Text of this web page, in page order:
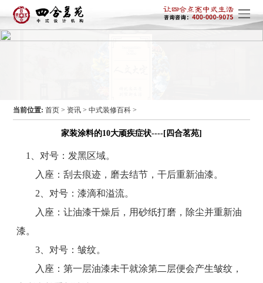
当前位置: 首页 > 资讯 >中式装修百科 >
家装涂料的10大顽疾症状----[四合茗苑]
1、对号：发黑区域。
入座：刮去痕迹，磨去结节，干后重新油漆。
2、对号：漆滴和溢流。
入座：让油漆干燥后，用砂纸打磨，除尘并重新油
漆。
3、对号：皱纹。
入座：第一层油漆未干就涂第二层便会产生皱纹，